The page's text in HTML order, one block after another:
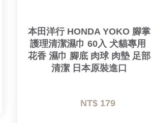
本田洋行 HONDA YOKO 腳掌
護理清潔濕巾 60入 犬貓專用
花香 濕巾 腳底 肉球 肉墊 足部
清潔 日本原裝進口
NT$ 179